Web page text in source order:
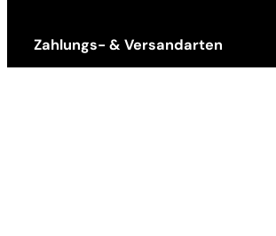
Zahlungs- & Versandarten